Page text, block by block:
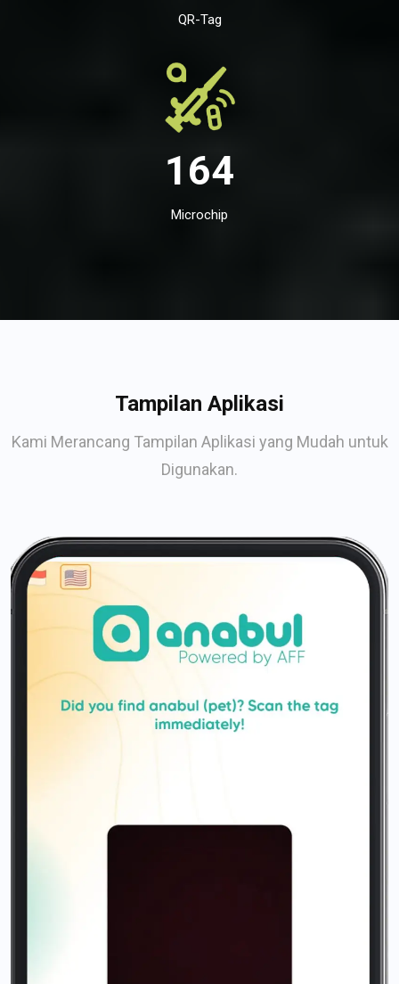
QR-Tag
164
Microchip
Tampilan Aplikasi
Kami Merancang Tampilan Aplikasi yang Mudah untuk
Digunakan.